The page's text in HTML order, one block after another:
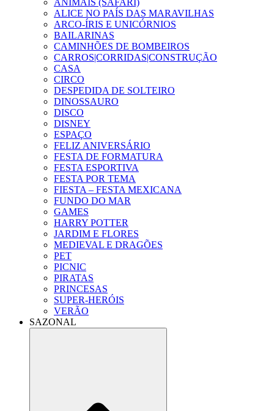
ANIMAIS (SAFARI)
ALICE NO PAÍS DAS MARAVILHAS
ARCO-ÍRIS E UNICÓRNIOS
BAILARINAS
CAMINHÕES DE BOMBEIROS
CARROS|CORRIDAS|CONSTRUÇÃO
CASA
CIRCO
DESPEDIDA DE SOLTEIRO
DINOSSAURO
DISCO
DISNEY
ESPAÇO
FELIZ ANIVERSÁRIO
FESTA DE FORMATURA
FESTA ESPORTIVA
FESTA POR TEMA
FIESTA – FESTA MEXICANA
FUNDO DO MAR
GAMES
HARRY POTTER
JARDIM E FLORES
MEDIEVAL E DRAGÕES
PET
PICNIC
PIRATAS
PRINCESAS
SUPER-HERÓIS
VERÃO
SAZONAL